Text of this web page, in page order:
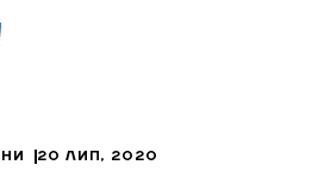
20 ЛИП, 2020